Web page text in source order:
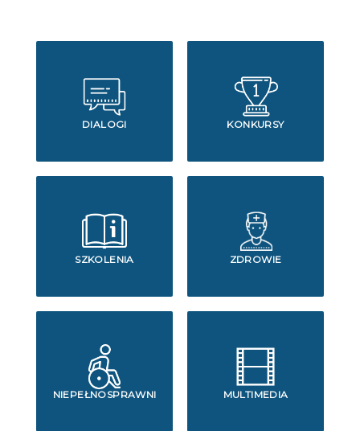
DIALOGI KONKURSY
SZKOLENIA ZDROWIE
NIEPEŁNOSPRAWNI MULTIMEDIA